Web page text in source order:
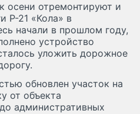
осени отремонтируют и
Р-21 «Кола» в
начали в прошлом году,
устройство
уложить дорожное
обновлен участок на
от объекта
административных